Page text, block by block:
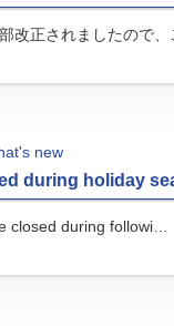
改正されましたので、
new
during holiday
closed during followi…